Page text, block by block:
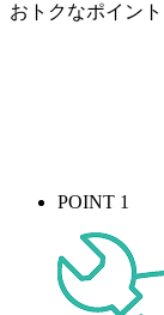
おトクなポイント
POINT 1